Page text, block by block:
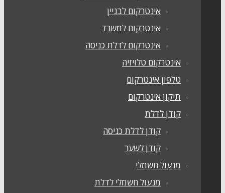
אינטרקום לבניין
אינטרקום למשרד
אינטרקום לדלת כניסה
אינטרקום טלויזיה
טלפון אינטרקום
תיקון אינטרקום
קודן לדלת
קודן לדלת כניסה
קודן לשער
מנעול חשמלי
מנעול חשמלי לדלת